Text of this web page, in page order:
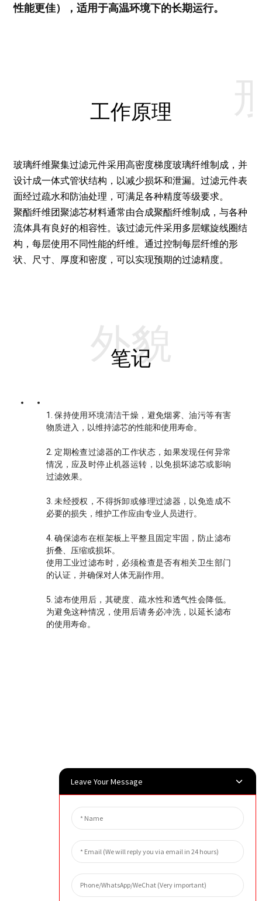
性能更佳），适用于高温环境下的长期运行。
工作原理
玻璃纤维聚集过滤元件采用高密度梯度玻璃纤维制成，并
设计成一体式管状结构，以减少损坏和泄漏。过滤元件表
面经过疏水和防油处理，可满足各种精度等级要求。
聚酯纤维团聚滤芯材料通常由合成聚酯纤维制成，与各种
流体具有良好的相容性。 该过滤元件采用多层螺旋线圈结
构，每层使用不同性能的纤维。通过控制每层纤维的形
状、尺寸、厚度和密度，可以实现预期的过滤精度。
笔记
外貌
1. 保持使用环境清洁干燥，避免烟雾、油污等有害
物质进入，以维持滤芯的性能和使用寿命。
2. 定期检查过滤器的工作状态，如果发现任何异常
情况，应及时停止机器运转，以免损坏滤芯或影响
过滤效果。
3. 未经授权，不得拆卸或修理过滤器，以免造成不
必要的损失，维护工作应由专业人员进行。
4. 确保滤布在框架板上平整且固定牢固，防止滤布
折叠、压缩或损坏。
使用工业过滤布时，必须检查是否有相关卫生部门
的认证，并确保对人体无副作用。
5. 滤布使用后，其硬度、疏水性和透气性会降低。
为避免这种情况，使用后请务必冲洗，以延长滤布
的使用寿命。
Leave Your Message